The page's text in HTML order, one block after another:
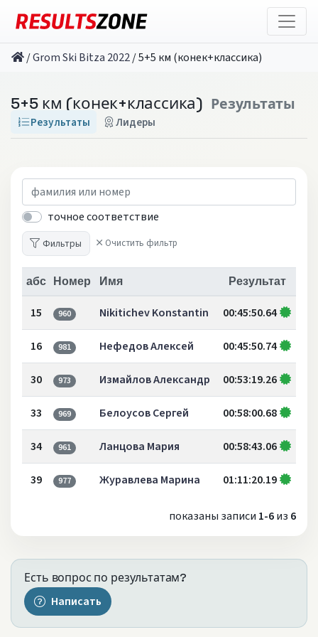
/Grom Ski Bitza 2022/5+5 км (конек+классика)
5+5 км (конек+классика) Результаты
Результаты Лидеры
точное соответствие
Фильтры Очистить фильтр
абс Номер Имя Результат
15 960 Nikitichev Konstantin 00:45:50.64
16 981 Нефедов Алексей 00:45:50.74
30 973 Измайлов Александр 00:53:19.26
33 969 Белоусов Сергей 00:58:00.68
34 961 Ланцова Мария 00:58:43.06
39 977 Журавлева Марина 01:11:20.19
показаны записи 1-6из 6
Есть вопрос по результатам?
Написать